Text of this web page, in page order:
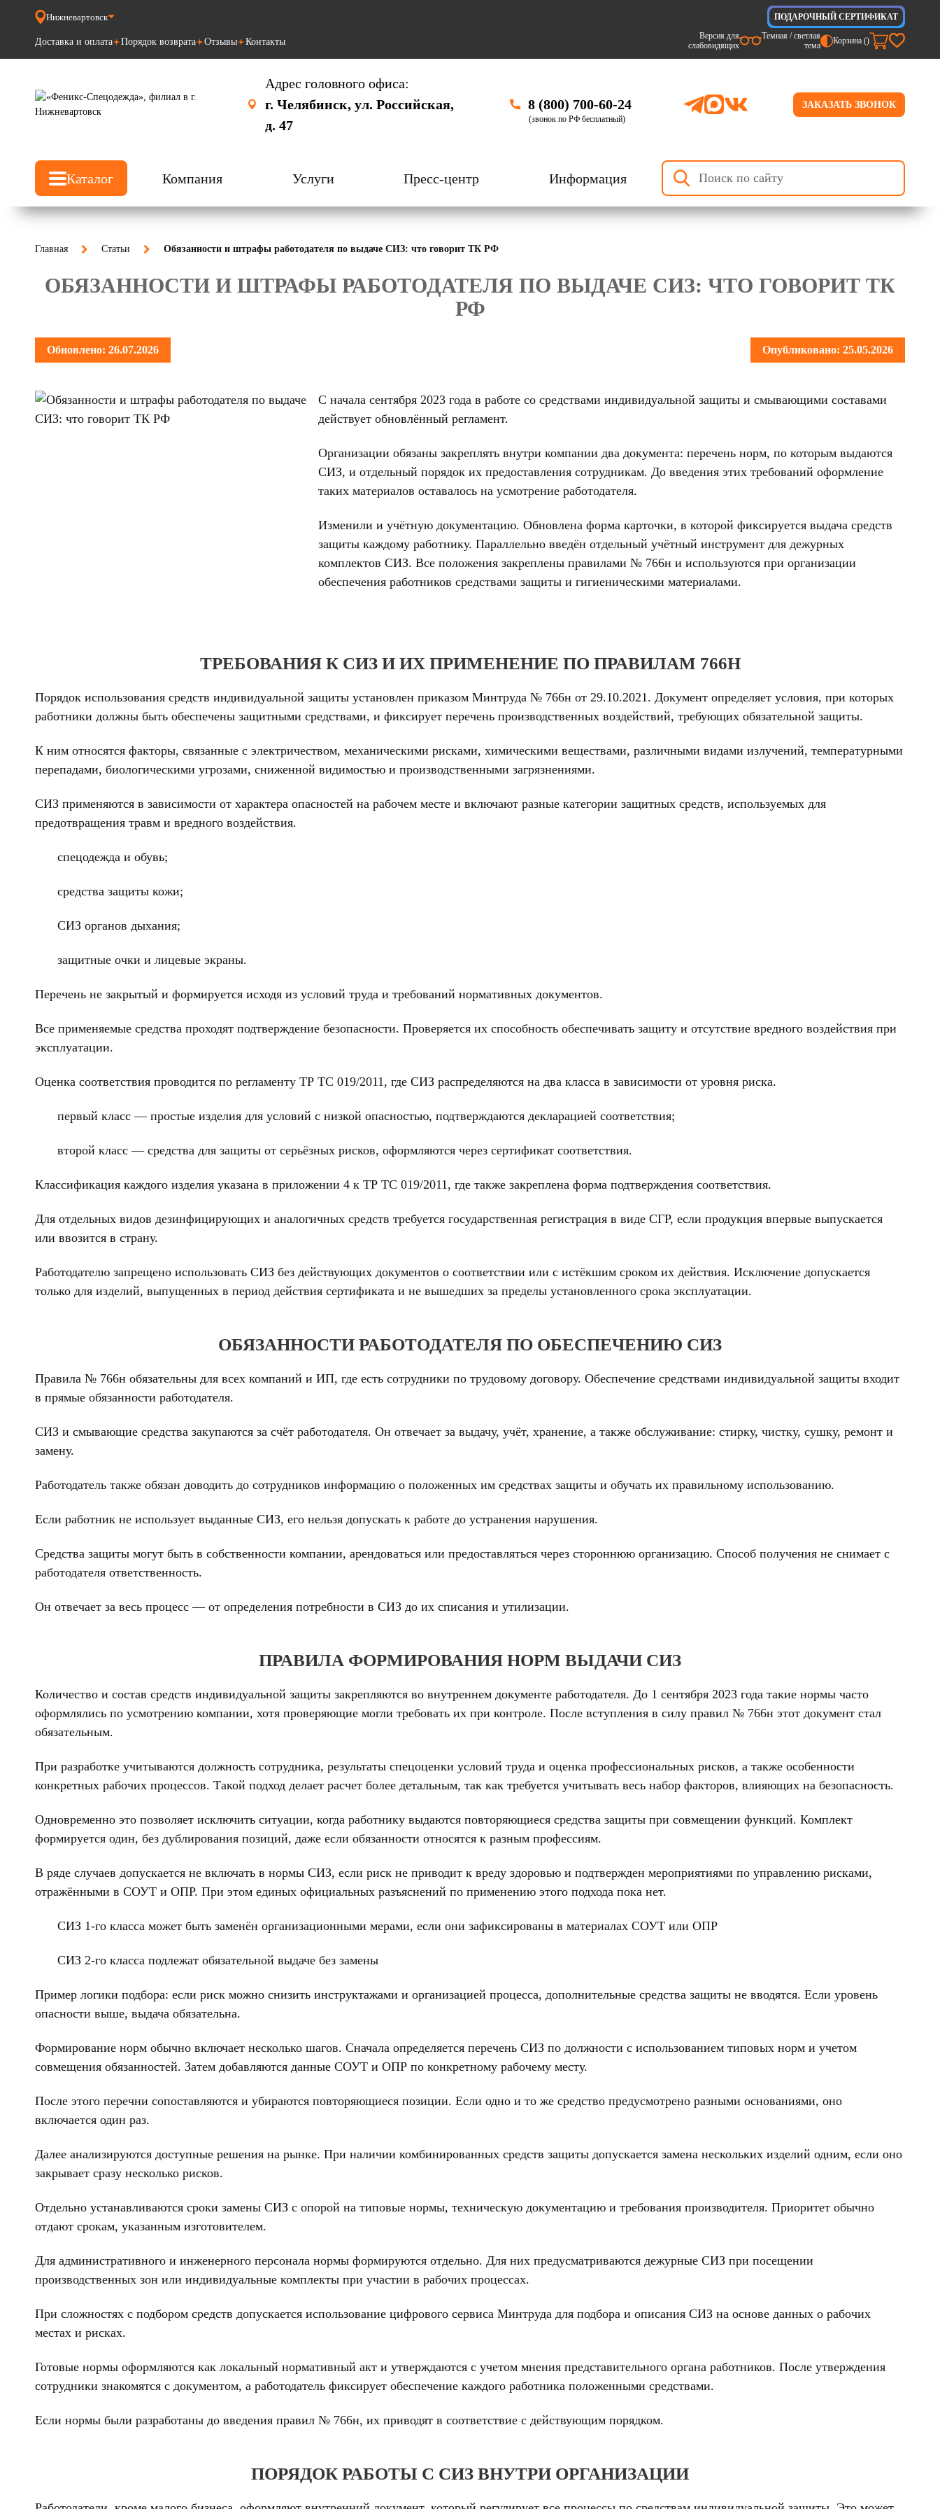
Нижневартовск
Доставка и оплата Порядок возврата Отзывы Контакты
ПОДАРОЧНЫЙ СЕРТИФИКАТ
Версия для
слабовидящих
Темная / светлая
тема
Корзина ()
Адрес головного офиса:
г. Челябинск, ул. Российская,
д. 47
8 (800) 700-60-24
(звонок по РФ бесплатный)
ЗАКАЗАТЬ ЗВОНОК
Каталог Компания Услуги Пресс-центр Информация
Главная Статьи Обязанности и штрафы работодателя по выдаче СИЗ: что говорит ТК РФ
ОБЯЗАННОСТИ И ШТРАФЫ РАБОТОДАТЕЛЯ ПО ВЫДАЧЕ СИЗ: ЧТО ГОВОРИТ ТК
РФ
Обновлено: 26.07.2026 Опубликовано: 25.05.2026
С начала сентября 2023 года в работе со средствами индивидуальной защиты и смывающими составами
действует обновлённый регламент.
Организации обязаны закреплять внутри компании два документа: перечень норм, по которым выдаются
СИЗ, и отдельный порядок их предоставления сотрудникам. До введения этих требований оформление
таких материалов оставалось на усмотрение работодателя.
Изменили и учётную документацию. Обновлена форма карточки, в которой фиксируется выдача средств
защиты каждому работнику. Параллельно введён отдельный учётный инструмент для дежурных
комплектов СИЗ. Все положения закреплены правилами № 766н и используются при организации
обеспечения работников средствами защиты и гигиеническими материалами.
ТРЕБОВАНИЯ К СИЗ И ИХ ПРИМЕНЕНИЕ ПО ПРАВИЛАМ 766Н
Порядок использования средств индивидуальной защиты установлен приказом Минтруда № 766н от 29.10.2021. Документ определяет условия, при которых
работники должны быть обеспечены защитными средствами, и фиксирует перечень производственных воздействий, требующих обязательной защиты.
К ним относятся факторы, связанные с электричеством, механическими рисками, химическими веществами, различными видами излучений, температурными
перепадами, биологическими угрозами, сниженной видимостью и производственными загрязнениями.
СИЗ применяются в зависимости от характера опасностей на рабочем месте и включают разные категории защитных средств, используемых для
предотвращения травм и вредного воздействия.
спецодежда и обувь;
средства защиты кожи;
СИЗ органов дыхания;
защитные очки и лицевые экраны.
Перечень не закрытый и формируется исходя из условий труда и требований нормативных документов.
Все применяемые средства проходят подтверждение безопасности. Проверяется их способность обеспечивать защиту и отсутствие вредного воздействия при
эксплуатации.
Оценка соответствия проводится по регламенту ТР ТС 019/2011, где СИЗ распределяются на два класса в зависимости от уровня риска.
первый класс — простые изделия для условий с низкой опасностью, подтверждаются декларацией соответствия;
второй класс — средства для защиты от серьёзных рисков, оформляются через сертификат соответствия.
Классификация каждого изделия указана в приложении 4 к ТР ТС 019/2011, где также закреплена форма подтверждения соответствия.
Для отдельных видов дезинфицирующих и аналогичных средств требуется государственная регистрация в виде СГР, если продукция впервые выпускается
или ввозится в страну.
Работодателю запрещено использовать СИЗ без действующих документов о соответствии или с истёкшим сроком их действия. Исключение допускается
только для изделий, выпущенных в период действия сертификата и не вышедших за пределы установленного срока эксплуатации.
ОБЯЗАННОСТИ РАБОТОДАТЕЛЯ ПО ОБЕСПЕЧЕНИЮ СИЗ
Правила № 766н обязательны для всех компаний и ИП, где есть сотрудники по трудовому договору. Обеспечение средствами индивидуальной защиты входит
в прямые обязанности работодателя.
СИЗ и смывающие средства закупаются за счёт работодателя. Он отвечает за выдачу, учёт, хранение, а также обслуживание: стирку, чистку, сушку, ремонт и
замену.
Работодатель также обязан доводить до сотрудников информацию о положенных им средствах защиты и обучать их правильному использованию.
Если работник не использует выданные СИЗ, его нельзя допускать к работе до устранения нарушения.
Средства защиты могут быть в собственности компании, арендоваться или предоставляться через стороннюю организацию. Способ получения не снимает с
работодателя ответственность.
Он отвечает за весь процесс — от определения потребности в СИЗ до их списания и утилизации.
ПРАВИЛА ФОРМИРОВАНИЯ НОРМ ВЫДАЧИ СИЗ
Количество и состав средств индивидуальной защиты закрепляются во внутреннем документе работодателя. До 1 сентября 2023 года такие нормы часто
оформлялись по усмотрению компании, хотя проверяющие могли требовать их при контроле. После вступления в силу правил № 766н этот документ стал
обязательным.
При разработке учитываются должность сотрудника, результаты спецоценки условий труда и оценка профессиональных рисков, а также особенности
конкретных рабочих процессов. Такой подход делает расчет более детальным, так как требуется учитывать весь набор факторов, влияющих на безопасность.
Одновременно это позволяет исключить ситуации, когда работнику выдаются повторяющиеся средства защиты при совмещении функций. Комплект
формируется один, без дублирования позиций, даже если обязанности относятся к разным профессиям.
В ряде случаев допускается не включать в нормы СИЗ, если риск не приводит к вреду здоровью и подтвержден мероприятиями по управлению рисками,
отражёнными в СОУТ и ОПР. При этом единых официальных разъяснений по применению этого подхода пока нет.
СИЗ 1-го класса может быть заменён организационными мерами, если они зафиксированы в материалах СОУТ или ОПР
СИЗ 2-го класса подлежат обязательной выдаче без замены
Пример логики подбора: если риск можно снизить инструктажами и организацией процесса, дополнительные средства защиты не вводятся. Если уровень
опасности выше, выдача обязательна.
Формирование норм обычно включает несколько шагов. Сначала определяется перечень СИЗ по должности с использованием типовых норм и учетом
совмещения обязанностей. Затем добавляются данные СОУТ и ОПР по конкретному рабочему месту.
После этого перечни сопоставляются и убираются повторяющиеся позиции. Если одно и то же средство предусмотрено разными основаниями, оно
включается один раз.
Далее анализируются доступные решения на рынке. При наличии комбинированных средств защиты допускается замена нескольких изделий одним, если оно
закрывает сразу несколько рисков.
Отдельно устанавливаются сроки замены СИЗ с опорой на типовые нормы, техническую документацию и требования производителя. Приоритет обычно
отдают срокам, указанным изготовителем.
Для административного и инженерного персонала нормы формируются отдельно. Для них предусматриваются дежурные СИЗ при посещении
производственных зон или индивидуальные комплекты при участии в рабочих процессах.
При сложностях с подбором средств допускается использование цифрового сервиса Минтруда для подбора и описания СИЗ на основе данных о рабочих
местах и рисках.
Готовые нормы оформляются как локальный нормативный акт и утверждаются с учетом мнения представительного органа работников. После утверждения
сотрудники знакомятся с документом, а работодатель фиксирует обеспечение каждого работника положенными средствами.
Если нормы были разработаны до введения правил № 766н, их приводят в соответствие с действующим порядком.
ПОРЯДОК РАБОТЫ С СИЗ ВНУТРИ ОРГАНИЗАЦИИ